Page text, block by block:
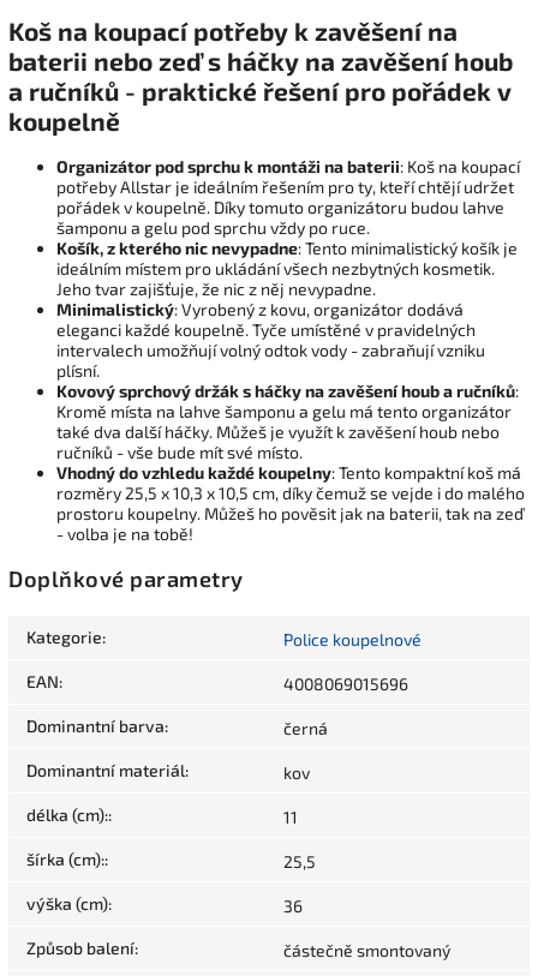
Koš na koupací potřeby k zavěšení na
baterii nebo zeď s háčky na zavěšení houb
a ručníků - praktické řešení pro pořádek v
koupelně
Organizátor pod sprchu k montáži na baterii: Koš na koupací
potřeby Allstar je ideálním řešením pro ty, kteří chtějí udržet
pořádek v koupelně. Díky tomuto organizátoru budou lahve
šamponu a gelu pod sprchu vždy po ruce.
Košík, z kterého nic nevypadne: Tento minimalistický košík je
ideálním místem pro ukládání všech nezbytných kosmetik.
Jeho tvar zajišťuje, že nic z něj nevypadne.
Minimalistický: Vyrobený z kovu, organizátor dodává
eleganci každé koupelně. Tyče umístěné v pravidelných
intervalech umožňují volný odtok vody - zabraňují vzniku
plísní.
Kovový sprchový držák s háčky na zavěšení houb a ručníků:
Kromě místa na lahve šamponu a gelu má tento organizátor
také dva další háčky. Můžeš je využít k zavěšení houb nebo
ručníků - vše bude mít své místo.
Vhodný do vzhledu každé koupelny: Tento kompaktní koš má
rozměry 25,5 x 10,3 x 10,5 cm, díky čemuž se vejde i do malého
prostoru koupelny. Můžeš ho pověsit jak na baterii, tak na zeď
- volba je na tobě!
Doplňkové parametry
Kategorie: Police koupelnové
EAN: 4008069015696
Dominantní barva: černá
Dominantní materiál: kov
délka (cm):: 11
šírka (cm):: 25,5
výška (cm): 36
Způsob balení: částečně smontovaný